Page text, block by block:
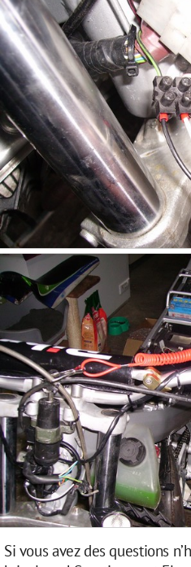
Si vous avez des questions